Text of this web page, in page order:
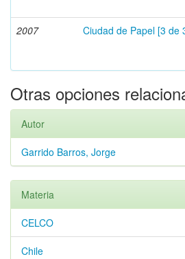
2007
Ciudad de Papel [3 de
Otras opciones
Autor
Garrido Barros, Jorge
Materia
CELCO
Chile